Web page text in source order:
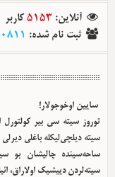
آنلاین:
5153 کاربر
ثبت نام شده:
سایین اوخوجولار!
توروز سیته سی بیر کولتورل
سیته دیلچی‌لیکله باغلی
ساحه‌سینده چالیشان بو
سیته‌لردن دییشیک اولا‌راق،